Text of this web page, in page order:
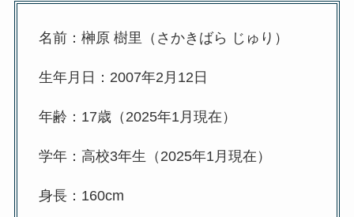
名前：榊原 樹里（さかきばら じゅり）
生年月日：2007年2月12日
年齢：17歳（2025年1月現在）
学年：高校3年生（2025年1月現在）
身長：160cm